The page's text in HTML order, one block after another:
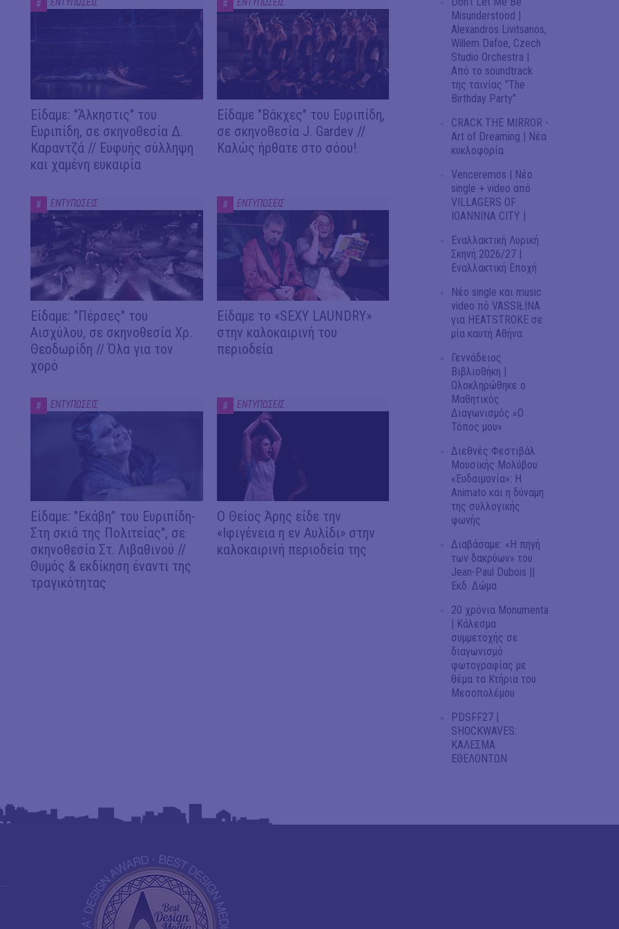
# ΕΝΤΥΠΩΣΕΙΣ
Είδαμε: "Άλκηστις" του
Ευριπίδη, σε σκηνοθεσία Δ.
Καραντζά // Ευφυής σύλληψη
και χαμένη ευκαιρία
# ΕΝΤΥΠΩΣΕΙΣ
Είδαμε "Βάκχες" του Ευριπίδη,
σε σκηνοθεσία J. Gardev //
Καλώς ήρθατε στο σόου!
# ΕΝΤΥΠΩΣΕΙΣ
Είδαμε: "Πέρσες" του
Αισχύλου, σε σκηνοθεσία Χρ.
Θεοδωρίδη // Όλα για τον
χορό
# ΕΝΤΥΠΩΣΕΙΣ
Είδαμε το «SEXY LAUNDRY»
στην καλοκαιρινή του
περιοδεία
# ΕΝΤΥΠΩΣΕΙΣ
Είδαμε: "Εκάβη” του Ευριπίδη-
Στη σκιά της Πολιτείας", σε
σκηνοθεσία Στ. Λιβαθινού //
Θυμός & εκδίκηση έναντι της
τραγικότητας
# ΕΝΤΥΠΩΣΕΙΣ
Ο Θείος Άρης είδε την
«Ιφιγένεια η εν Αυλίδι» στην
καλοκαιρινή περιοδεία της
Misunderstood |
Alexandros Livitsanos,
Willem Dafoe, Czech
Studio Orchestra |
Από το soundtrack
της ταινίας "The
Birthday Party"
CRACK THE MIRROR -
Art of Dreaming | Νέα
κυκλοφορία
Venceremos | Νέο
single + video από
VILLAGERS OF
IOANNINA CITY |
Εναλλακτική Λυρική
Σκηνή 2026/27 |
Εναλλακτική Εποχή
Νέο single και music
video πό VASSIŁINA
για HEATSTROKE σε
μία καυτή Αθήνα
Γεννάδειος
Βιβλιοθήκη |
Ολοκληρώθηκε ο
Μαθητικός
Διαγωνισμός «Ο
Τόπος μου»
Διεθνές Φεστιβάλ
Μουσικής Μολύβου
«Ευδαιμονία»: Η
Animato και η δύναμη
της συλλογικής
φωνής
Διαβάσαμε: «Η πηγή
των δακρύων» του
Jean-Paul Dubois ||
Εκδ. Δώμα
20 χρόνια Monumenta
| Κάλεσμα
συμμετοχής σε
διαγωνισμό
φωτογραφίας με
θέμα τα Κτήρια του
Μεσοπολέμου
PDSFF27 |
SHOCKWAVES:
ΚΑΛΕΣΜΑ
ΕΘΕΛΟΝΤΩΝ